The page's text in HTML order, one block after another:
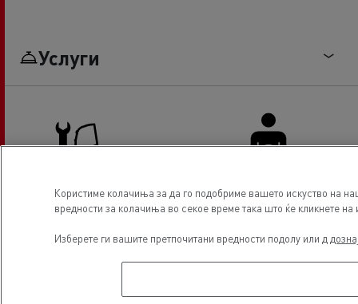
Услуги
Truck service and repair Driver Facilities
Користиме колачиња за да го подобриме вашето искуство на
вредности за колачиња во секое време така што ќе кликнете
Изберете ги вашите претпочитани вредности подолу или д